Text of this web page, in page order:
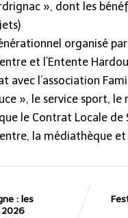
», dont les
organisé par
et l’Entente
avec l’association
», le service sport,
le Contrat Locale de
la médiathèque et
: les